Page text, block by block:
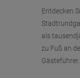
Entdecken
als
zu Fuß an
Gästeführer.